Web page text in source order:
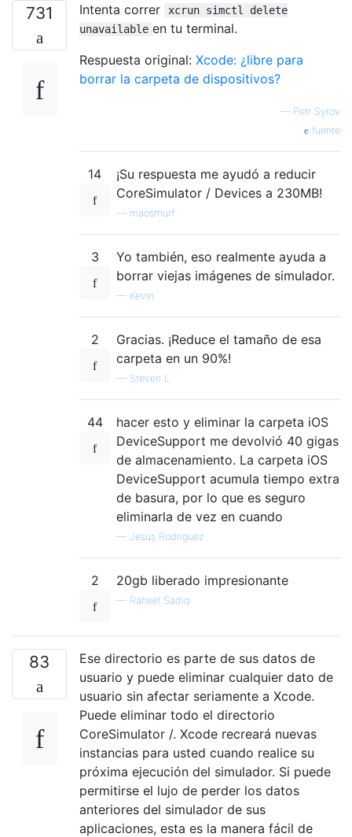
731 Intenta correr
xcrun simctl delete
unavailable en tu terminal.
Respuesta original: Xcode: ¿libre para
borrar la carpeta de dispositivos?
— Petr Syrov
fuente
14
¡Su respuesta me ayudó a reducir
CoreSimulator / Devices a 230MB!
maosmurf
3
Yo también, eso realmente ayuda a
borrar viejas imágenes de simulador.
— Kevin
2
Gracias. ¡Reduce el tamaño de esa
carpeta en un 90%!
— Steven L.
44
hacer esto y eliminar la carpeta iOS
DeviceSupport me devolvió 40 gigas
de almacenamiento. La carpeta iOS
DeviceSupport acumula tiempo extra
de basura, por lo que es seguro
eliminarla de vez en cuando
— Jesus Rodriguez
2 20gb liberado impresionante
— Raheel Sadiq
83
Ese directorio es parte de sus datos de
usuario y puede eliminar cualquier dato de
usuario sin afectar seriamente a Xcode.
Puede eliminar todo el directorio
CoreSimulator /. Xcode recreará nuevas
instancias para usted cuando realice su
próxima ejecución del simulador. Si puede
permitirse el lujo de perder los datos
anteriores del simulador de sus
aplicaciones, esta es la manera fácil de